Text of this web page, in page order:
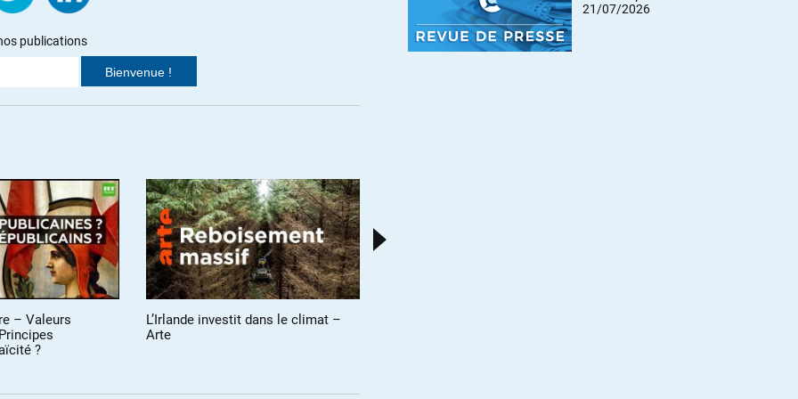
c’est l’état qui se fait condamner pour ses actions et ses
est que le témoin.
lien entre migrants dans les alpes et drogue/délinquance dans le
Police ?*
région, c’est l’état qui choisi de ne rien faire contre les
un toit et une cuisine a des migrants, l’état préfère payer
fortement armés pour surveiller la maison de M. Herrou plutot
sociaux s’occuper des mineurs isolés.
horreurs écrites par M; de Castelnau prouvent qu’il n’a jamais
pas vraiment au sujet ..
n’arrive même pas au niveau d’un troll zemmouriste
publications
– Valeurs
?
L’Irlande investit dans le climat –
Arte
21/07/2026